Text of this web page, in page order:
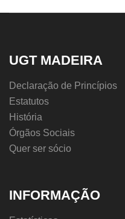
UGT MADEIRA
Declaração de Princípios
Estatutos
História
Órgãos Sociais
Quer ser sócio
INFORMAÇÃO